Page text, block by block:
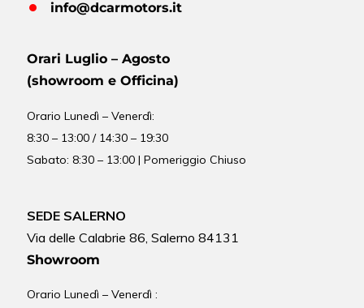
info@dcarmotors.it
Orari Luglio – Agosto
(showroom e Officina)
OrarioLunedì – Venerdì:
8:30 – 13:00 / 14:30 – 19:30
Sabato: 8:30 – 13:00 | Pomeriggio Chiuso
SEDE SALERNO
Via delle Calabrie 86, Salerno 84131
Showroom
Orario Lunedì – Venerdì :